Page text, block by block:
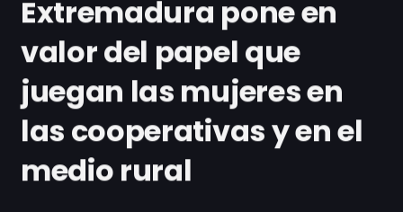
Extremadura pone en
valor del papel que
juegan las mujeres en
las cooperativas y en el
medio rural